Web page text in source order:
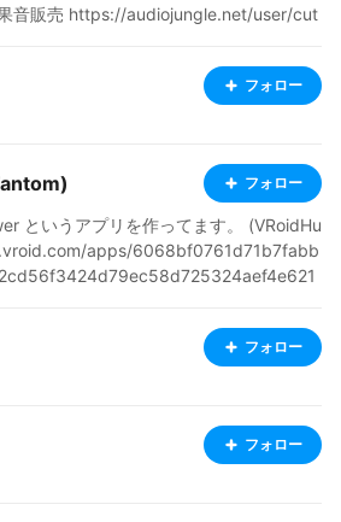
音販売 https://audiojungle.net/user/cut
フォロー
フォロー
というアプリを作ってます。 (VRoidHu
apps/6068bf0761d71b7fabb
い方Tips等はこちら↓ https://www.youtu
VRoid は初期バージョンの頃からい
対応するつもり。 色んなモデルを踊らせ
フォロー
フォロー